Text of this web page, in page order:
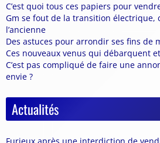
C’est quoi tous ces papiers pour
Gm se fout de la transition électrique,
l’ancienne
Des astuces pour arrondir ses fins de
Ces nouveaux venus qui débarquent
C’est pas compliqué de faire une
envie ?
Actualités